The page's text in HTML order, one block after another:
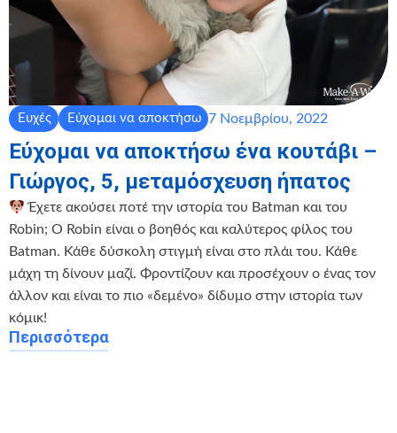
Ευχές Εύχομαι να αποκτήσω 7 Νοεμβρίου, 2022
Εύχομαι να αποκτήσω ένα κουτάβι –
Γιώργος, 5, μεταμόσχευση ήπατος
Έχετε ακούσει ποτέ την ιστορία του Batman και του
Robin; Ο Robin είναι ο βοηθός και καλύτερος φίλος του
Batman. Κάθε δύσκολη στιγμή είναι στο πλάι του. Κάθε
μάχη τη δίνουν μαζί. Φροντίζουν και προσέχουν ο ένας τον
άλλον και είναι το πιο «δεμένο» δίδυμο στην ιστορία των
κόμικ!
Περισσότερα